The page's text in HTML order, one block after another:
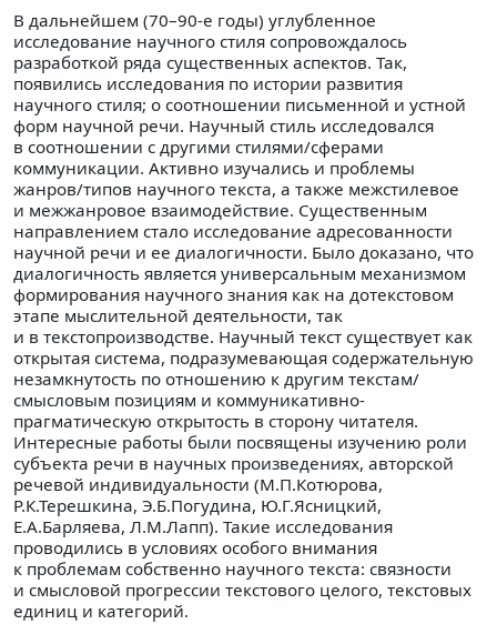
В дальнейшем (70–90-е годы) углубленное
исследование научного стиля сопровождалось
разработкой ряда существенных аспектов. Так,
появились исследования по истории развития
научного стиля; о соотношении письменной и устной
форм научной речи. Научный стиль исследовался
в соотношении с другими стилями/сферами
коммуникации. Активно изучались и проблемы
жанров/типов научного текста, а также межстилевое
и межжанровое взаимодействие. Существенным
направлением стало исследование адресованности
научной речи и ее диалогичности. Было доказано, что
диалогичность является универсальным механизмом
формирования научного знания как на дотекстовом
этапе мыслительной деятельности, так
и в текстопроизводстве. Научный текст существует как
открытая система, подразумевающая содержательную
незамкнутость по отношению к другим текстам/
смысловым позициям и коммуникативно-
прагматическую открытость в сторону читателя.
Интересные работы были посвящены изучению роли
субъекта речи в научных произведениях, авторской
речевой индивидуальности (М.П.Котюрова,
Р.К.Терешкина, Э.Б.Погудина, Ю.Г.Ясницкий,
Е.А.Барляева, Л.М.Лапп). Такие исследования
проводились в условиях особого внимания
к проблемам собственно научного текста: связности
и смысловой прогрессии текстового целого, текстовых
единиц и категорий.